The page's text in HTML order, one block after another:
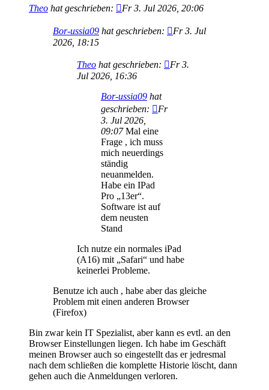
Theo hat geschrieben: Fr 3. Jul 2026, 20:06
Bor-ussia09 hat geschrieben:
Fr 3. Jul
2026, 18:15
Theo hat geschrieben:
Fr 3.
Jul 2026, 16:36
Bor-ussia09 hat
geschrieben:
Fr
3. Jul 2026,
09:07Mal eine
Frage , ich muss
mich neuerdings
ständig
neuanmelden.
Habe ein IPad
Pro „13er“.
Software ist auf
dem neusten
Stand
Ich nutze ein normales iPad
(A16) mit „Safari“ und habe
keinerlei Probleme.
Benutze ich auch , habe aber das gleiche
Problem mit einen anderen Browser
(Firefox)
Bin zwar kein IT Spezialist, aber kann es evtl. an den
Browser Einstellungen liegen. Ich habe im Geschäft
meinen Browser auch so eingestellt das er jedresmal
nach dem schließen die komplette Historie löscht, dann
gehen auch die Anmeldungen verloren.